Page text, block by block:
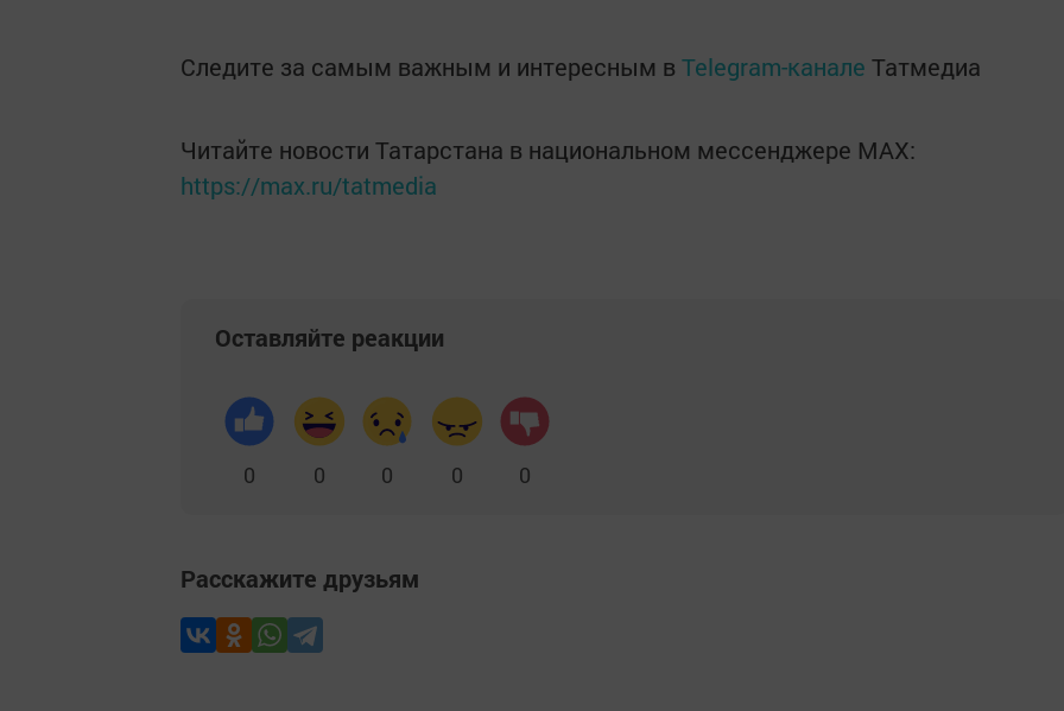
Следите за самым важным и интересным в Telegram-канале Татмедиа
Читайте новости Татарстана в национальном мессенджере MАХ:
https://max.ru/tatmedia
Оставляйте реакции
0 0 0 0 0
Расскажите друзьям